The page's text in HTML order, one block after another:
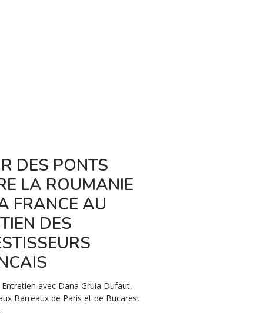
DES PONTS
LA ROUMANIE
FRANCE AU
DES
avec Dana Gruia Dufaut,
Barreaux de Paris et de Bucarest